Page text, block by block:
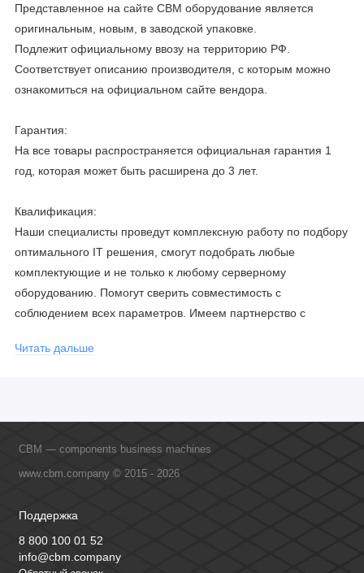
Представленное на сайте CBM оборудование является
оригинальным, новым, в заводской упаковке.
Подлежит официальному ввозу на территорию РФ.
Соответствует описанию производителя, с которым можно
ознакомиться на официальном сайте вендора.
Гарантия:
На все товары распространяется официальная гарантия 1
год, которая может быть расширена до 3 лет.
Квалификация:
Наши специалисты проведут комплексную работу по подбору
оптимального IT решения, смогут подобрать любые
комплектующие и не только к любому серверному
оборудованию. Помогут сверить совместимость с
соблюдением всех параметров. Имеем партнерство с
обучение сотрудников, что позволяет исключить ошибки даже
Читать дальше
CBM — components business machines
www.cbm.company © 2015 - 2026
Поддержка
8 800 100 01 52
info@cbm.company